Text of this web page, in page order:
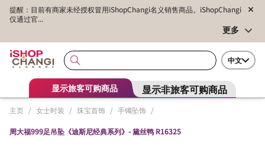
提醒：目前有商家未经授权冒用iShopChangi名义销售商品。iShopChangi
仅通过官...
更多
中文
显示旅客可购商品 显示非旅客可购商品
主页 / 女士时装 / 珠宝首饰 / 手镯坠饰 /
周大福999足吊坠《迪斯尼经典系列》- 黛丝鸭 R16325